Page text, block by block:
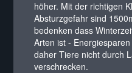
höher. Mit der richtigen
Absturzgefahr sind
bedenken dass
Arten ist -
daher Tiere nicht durch
verschrecken.